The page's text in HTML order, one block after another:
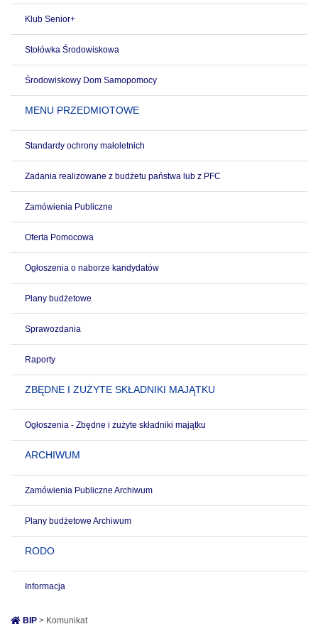
Klub Senior+
Stołówka Środowiskowa
Środowiskowy Dom Samopomocy
MENU PRZEDMIOTOWE
Standardy ochrony małoletnich
Zadania realizowane z budżetu państwa lub z PFC
Zamówienia Publiczne
Oferta Pomocowa
Ogłoszenia o naborze kandydatów
Plany budżetowe
Sprawozdania
Raporty
ZBĘDNE I ZUŻYTE SKŁADNIKI MAJĄTKU
Ogłoszenia - Zbędne i zużyte składniki majątku
ARCHIWUM
Zamówienia Publiczne Archiwum
Plany budżetowe Archiwum
RODO
Informacja
BIP > Komunikat